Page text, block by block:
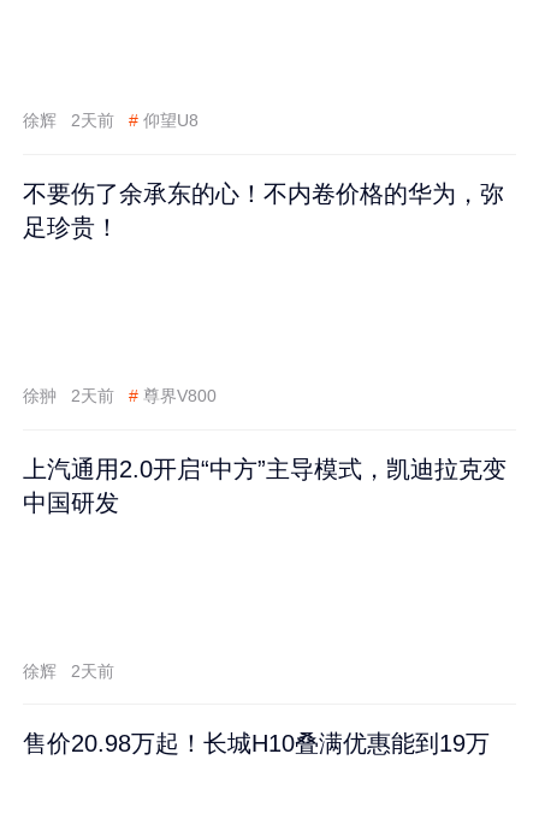
徐辉 2天前 # 仰望U8
不要伤了余承东的心！不内卷价格的华为，弥
足珍贵！
徐翀 2天前 # 尊界V800
上汽通用2.0开启“中方”主导模式，凯迪拉克变
中国研发
徐辉 2天前
售价20.98万起！长城H10叠满优惠能到19万